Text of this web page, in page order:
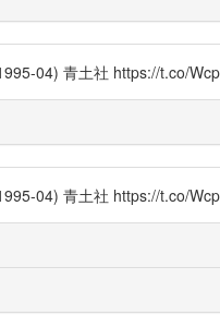
04) 青土社 https://t.co/
04) 青土社 https://t.co/